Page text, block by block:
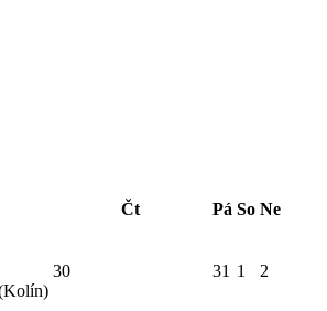
Čt Pá So Ne
30 31 1 2